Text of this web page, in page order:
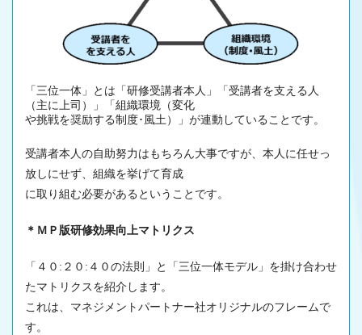
「三位一体」とは「研修受講者本人」「受講者を支える人
（主に上司）」「組織環境（変化
や挑戦を奨励する制度･風土）」が連動していることです。
受講者本人の自助努力はもちろん大事ですが、本人に任せっ
放しにせず、組織を挙げて育成
に取り組む必要があるということです。
＊ＭＰ版研修効果向上マトリクス
「４０:２０:４０の法則」と「三位一体モデル」を掛け合わせ
たマトリクスを紹介します。
これは、マネジメントパートナー社オリジナルのフレームで
す。